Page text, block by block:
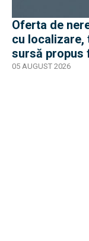
Oferta de
cu localizare,
sursă propus
05 AUGUST 2026